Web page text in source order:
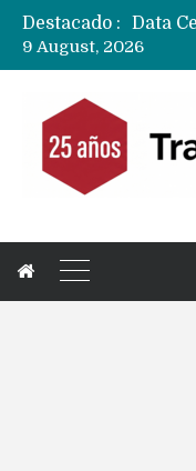
Destacado :
9 August, 2026